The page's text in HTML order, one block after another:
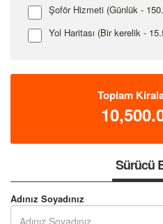
Şoför Hizmeti (Günlük -
Yol Haritası (Bir kerelik -
Toplam
Sürücü
Adınız Soyadınız